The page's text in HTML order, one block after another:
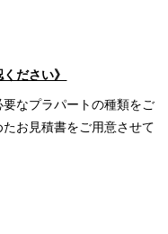
ださい》
なプラパートの種類をご
お見積書をご用意させて